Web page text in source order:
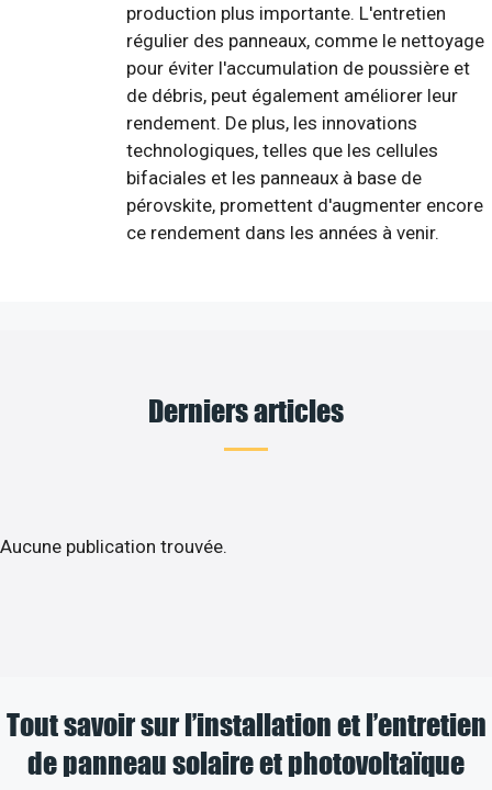
production plus importante. L'entretien
régulier des panneaux, comme le nettoyage
pour éviter l'accumulation de poussière et
de débris, peut également améliorer leur
rendement. De plus, les innovations
technologiques, telles que les cellules
bifaciales et les panneaux à base de
pérovskite, promettent d'augmenter encore
ce rendement dans les années à venir.
Derniers articles
Aucune publication trouvée.
Tout savoir sur l’installation et l’entretien
de panneau solaire et photovoltaïque